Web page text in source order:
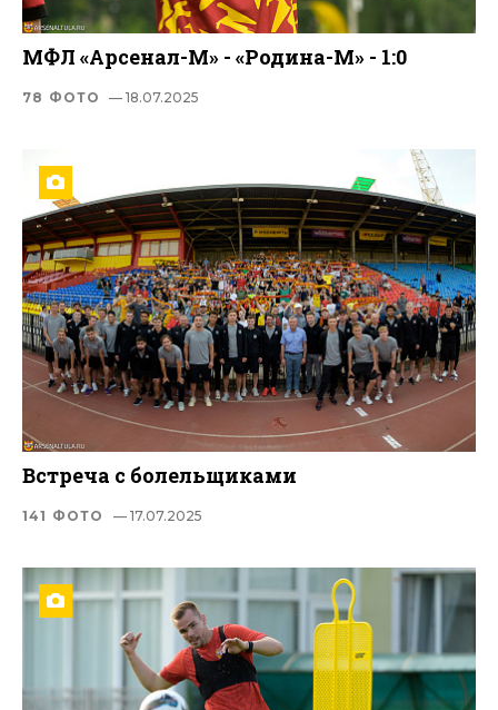
МФЛ «Арсенал-М» - «Родина-М» - 1:0
78 ФОТО — 18.07.2025
Встреча с болельщиками
141 ФОТО — 17.07.2025